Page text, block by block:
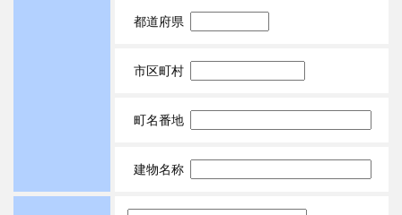
都道府県
市区町村
町名番地
建物名称